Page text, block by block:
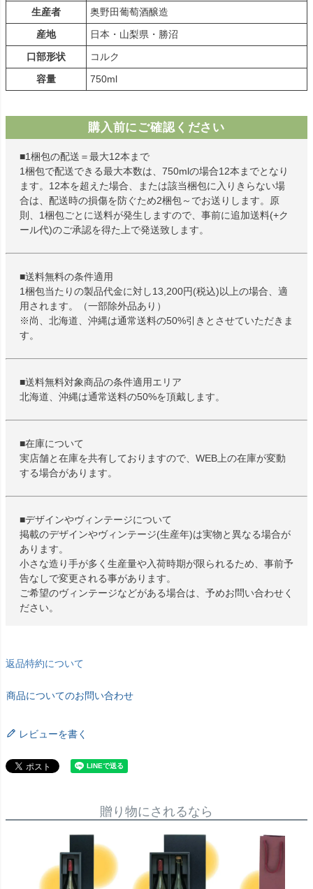
生産者
奥野田葡萄酒醸造
産地
日本・山梨県・勝沼
口部形状
コルク
容量
750ml
購入前にご確認ください
■1梱包の配送＝最大12本まで
1梱包で配送できる最大本数は、750mlの場合12本までとなり
ます。12本を超えた場合、または該当梱包に入りきらない場
合は、配送時の損傷を防ぐため2梱包～でお送りします。原
則、1梱包ごとに送料が発生しますので、事前に追加送料(+ク
ール代)のご承認を得た上で発送致します。
■送料無料の条件適用
1梱包当たりの製品代金に対し13,200円(税込)以上の場合、適
用されます。（一部除外品あり）
※尚、北海道、沖縄は通常送料の50%引きとさせていただきま
す。
■送料無料対象商品の条件適用エリア
北海道、沖縄は通常送料の50%を頂戴します。
■在庫について
実店舗と在庫を共有しておりますので、WEB上の在庫が変動
する場合があります。
■デザインやヴィンテージについて
掲載のデザインやヴィンテージ(生産年)は実物と異なる場合が
あります。
小さな造り手が多く生産量や入荷時期が限られるため、事前予
告なしで変更される事があります。
ご希望のヴィンテージなどがある場合は、予めお問い合わせく
ださい。
返品特約について
商品についてのお問い合わせ
レビューを書く
贈り物にされるなら